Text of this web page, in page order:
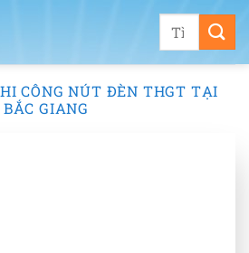
Tìm
CÔNG NÚT ĐÈN THGT TẠI
BẮC GIANG